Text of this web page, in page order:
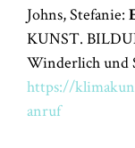
Johns, Stefanie:
KUNST.
Winderlich und
https://
anruf